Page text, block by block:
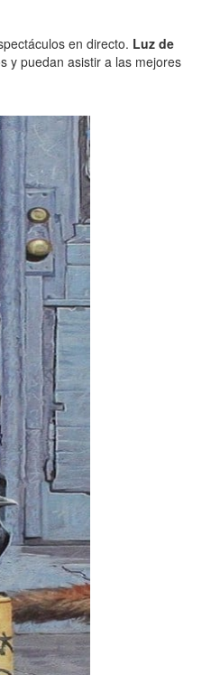
en directo. Luz de
y puedan asistir a las mejores